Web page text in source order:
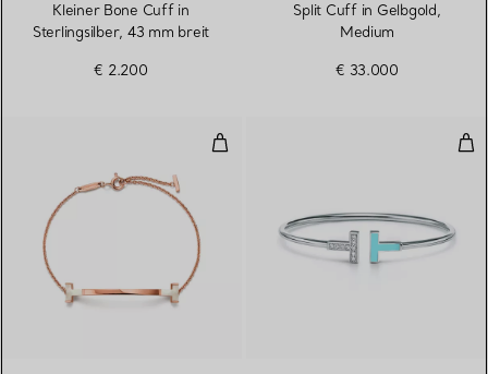
Kleiner Bone Cuff in
Sterlingsilber, 43 mm breit
€ 2.200
Split Cuff in Gelbgold,
Medium
€ 33.000
Smile Armband in Roségold mit